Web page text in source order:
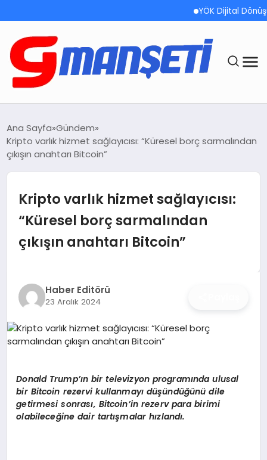
YÖK Dijital Dönüşüm
DEMOLAR
TEKNOLOJI
OYUN
ANA DEMO
TEKNOLOJI
KRIPTO PARA
Ana Sayfa Gündem
Kripto varlık hizmet sağlayıcısı: “Küresel borç sarmalından
çıkışın anahtarı Bitcoin”
Kripto varlık hizmet sağlayıcısı:
“Küresel borç sarmalından
çıkışın anahtarı Bitcoin”
Haber Editörü
23 Aralık 2024
Donald Trump’ın bir televizyon programında ulusal
bir Bitcoin rezervi kullanmayı düşündüğünü dile
getirmesi sonrası, Bitcoin’in rezerv para birimi
olabileceğine dair tartışmalar hızlandı.